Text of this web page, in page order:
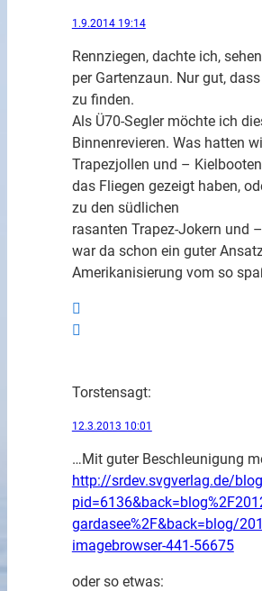
1.9.2014 19:14
Rennziegen, dachte ich,
per Gartenzaun. Nur gut,
zu finden.
Als Ü70-Segler möchte ich
Binnenrevieren. Was hatten
Trapezjollen und –
das Fliegen gezeigt haben,
zu den südlichen
rasanten Trapez-Jokern und
war da schon ein guter
Amerikanisierung vom so
Torstensagt:
12.3.2013 10:01
…Mit guter Beschleunigung
http://srdev.svgverlag.de/
gardasee%2F&back=blog/
imagebrowser-441-56675
oder so etwas: